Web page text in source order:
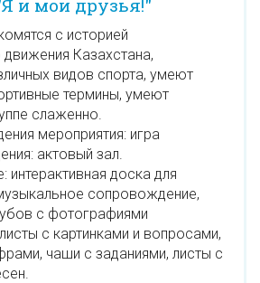
и мои друзья!"
с историей
Казахстана,
видов спорта, умеют
термины, умеют
слаженно.
мероприятия: игра
актовый зал.
интерактивная доска для
сопровождение,
с фотографиями
с картинками и вопросами,
чаши с заданиями, листы с